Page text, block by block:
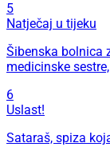
5
Natječaj u tijeku
Šibenska bolnica
medicinske
6
Uslast!
Sataraš, spiza